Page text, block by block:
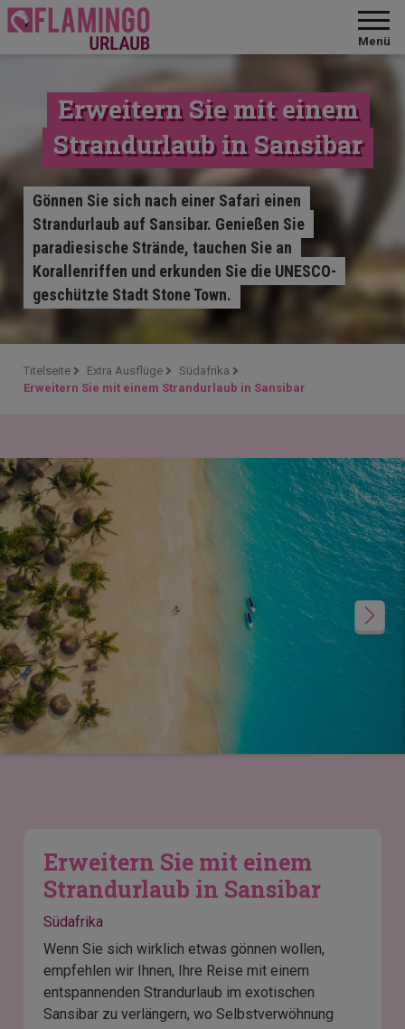
Menü
Erweitern Sie mit einem
Strandurlaub in Sansibar
Gönnen Sie sich nach einer Safari einen
Strandurlaub auf Sansibar. Genießen Sie
paradiesische Strände, tauchen Sie an
Korallenriffen und erkunden Sie die UNESCO-
geschützte Stadt Stone Town.
Titelseite Extra Ausflüge
Südafrika
Erweitern Sie mit einem Strandurlaub in Sansibar
Erweitern Sie mit einem
Strandurlaub in Sansibar
Südafrika
Wenn Sie sich wirklich etwas gönnen wollen,
empfehlen wir Ihnen, Ihre Reise mit einem
entspannenden Strandurlaub im exotischen
Sansibar zu verlängern, wo Selbstverwöhnung